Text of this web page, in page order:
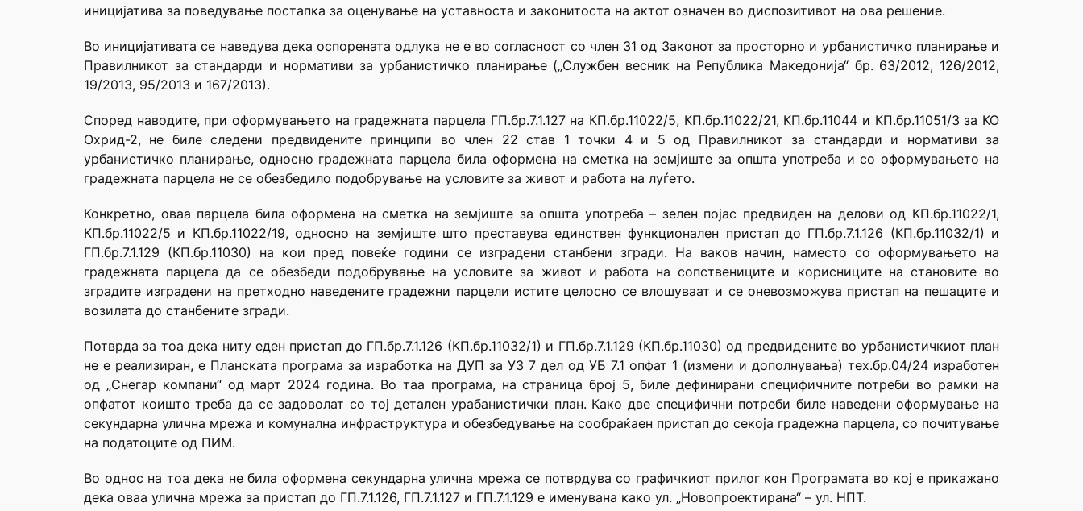
иницијатива за поведување постапка за оценување на уставноста и законитоста на актот означен во диспозитивот на ова решение.
Во иницијативата се наведува дека оспорената одлука не е во согласност со член 31 од Законот за просторно и урбанистичко планирање и
Правилникот за стандарди и нормативи за урбанистичко планирање („Службен весник на Република Македонија“ бр. 63/2012, 126/2012,
19/2013, 95/2013 и 167/2013).
Според наводите, при оформувањето на градежната парцела ГП.бр.7.1.127 на КП.бр.11022/5, КП.бр.11022/21, КП.бр.11044 и КП.бр.11051/3 за КО
Охрид-2, не биле следени предвидените принципи во член 22 став 1 точки 4 и 5 од Правилникот за стандарди и нормативи за
урбанистичко планирање, односно градежната парцела била оформена на сметка на земјиште за општа употреба и со оформувањето на
градежната парцела не се обезбедило подобрување на условите за живот и работа на луѓето.
Конкретно, оваа парцела била оформена на сметка на земјиште за општа употреба – зелен појас предвиден на делови од КП.бр.11022/1,
КП.бр.11022/5 и КП.бр.11022/19, односно на земјиште што преставува единствен функционален пристап до ГП.бр.7.1.126 (КП.бр.11032/1) и
ГП.бр.7.1.129 (КП.бр.11030) на кои пред повеќе години се изградени станбени згради. На ваков начин, наместо со оформувањето на
градежната парцела да се обезбеди подобрување на условите за живот и работа на сопствениците и корисниците на становите во
зградите изградени на претходно наведените градежни парцели истите целосно се влошуваат и се оневозможува пристап на пешаците и
возилата до станбените згради.
Потврда за тоа дека ниту еден пристап до ГП.бр.7.1.126 (КП.бр.11032/1) и ГП.бр.7.1.129 (КП.бр.11030) од предвидените во урбанистичкиот план
не е реализиран, е Планската програма за изработка на ДУП за УЗ 7 дел од УБ 7.1 опфат 1 (измени и дополнувања) тех.бр.04/24 изработен
од „Снегар компани“ од март 2024 година. Во таа програма, на стрaница број 5, биле дефинирани специфичните потреби во рамки на
опфатот коишто треба да се задоволат со тој детален урабанистички план. Како две специфични потреби биле наведени оформување на
секундарна улична мрежа и комунална инфраструктура и обезбедување на сообраќаен пристап до секоја градежна парцела, со почитување
на податоците од ПИМ.
Во однос на тоа дека не била оформена секундарна улична мрежа се потврдува со графичкиот прилог кон Програмата во кој е прикажано
дека оваа улична мрежа за пристап до ГП.7.1.126, ГП.7.1.127 и ГП.7.1.129 е именувана како ул. „Новопроектирана“ – ул. НПТ.